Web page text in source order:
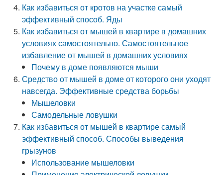
Как избавиться от кротов на участке самый
эффективный способ. Яды
Как избавиться от мышей в квартире в домашних
условиях самостоятельно. Самостоятельное
избавление от мышей в домашних условиях
Почему в доме появляются мыши
Средство от мышей в доме от которого они уходят
навсегда. Эффективные средства борьбы
Мышеловки
Самодельные ловушки
Как избавиться от мышей в квартире самый
эффективный способ. Способы выведения
грызунов
Использование мышеловки